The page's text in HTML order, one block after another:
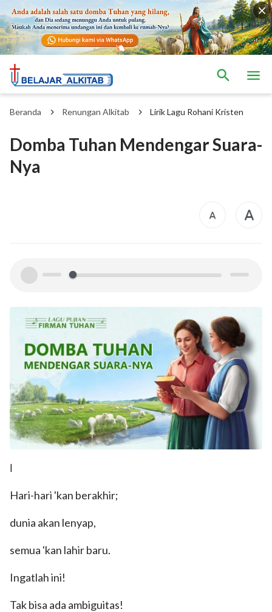
Beranda Renungan Alkitab Lirik Lagu Rohani Kristen
Domba Tuhan Mendengar Suara-
Nya
00:00 00:00
Ⅰ
Hari-hari 'kan berakhir;
dunia akan lenyap,
semua 'kan lahir baru.
Ingatlah ini!
Tak bisa ada ambiguitas!